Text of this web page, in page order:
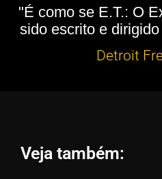
"É como se E.T.: O
sido escrito e
Detroit
Veja também: